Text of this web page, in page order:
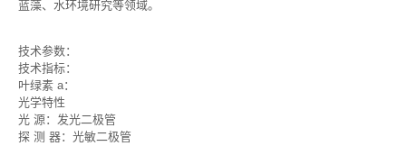
蓝藻、水环境研究等领域。
技术参数：
技术指标：
叶绿素 a：
光学特性
光 源：发光二极管
探 测 器：光敏二极管